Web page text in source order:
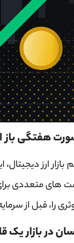
صورت هفتگی
بازار ارز
های متعددی
را، قبل از
در بازار یک